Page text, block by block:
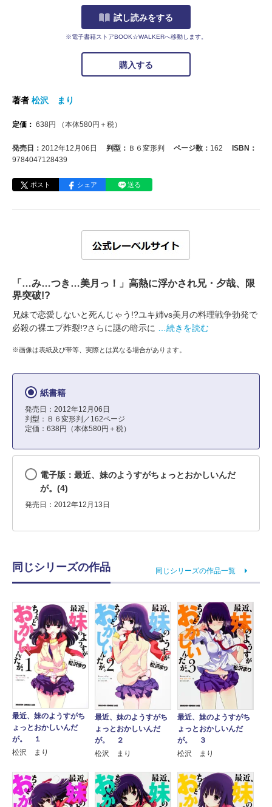
試し読みをする
※電子書籍ストアBOOK☆WALKERへ移動します。
購入する
著者 松沢 まり
定価： 638円 （本体580円＋税）
発売日： 2012年12月06日 判型： Ｂ６変形判 ページ数： 162
ISBN：
9784047128439
ポスト シェア 送る
「…み…つき…美月っ！」高熱に浮かされ兄・夕哉、限
界突破!?
兄妹で恋愛しないと死んじゃう!?ユキ姉vs美月の料理戦争勃発で
必殺の裸エプ炸裂!?さらに謎の暗示に
…続きを読む
※画像は表紙及び帯等、実際とは異なる場合があります。
紙書籍
発売日：2012年12月06日
判型：Ｂ６変形判／162ページ
定価：638円（本体580円＋税）
電子版：最近、妹のようすがちょっとおかしいんだ
が。(4)
発売日：2012年12月13日
同じシリーズの作品 同じシリーズの作品一覧
最近、妹のようすがち
ょっとおかしいんだ
が。 １
松沢 まり
最近、妹のようすがち
ょっとおかしいんだ
が。 ２
松沢 まり
最近、妹のようすがち
ょっとおかしいんだ
が。 ３
松沢 まり